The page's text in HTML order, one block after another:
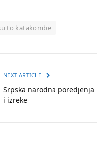
to katakombe
NEXT ARTICLE
Srpska narodna poredjenja
i izreke